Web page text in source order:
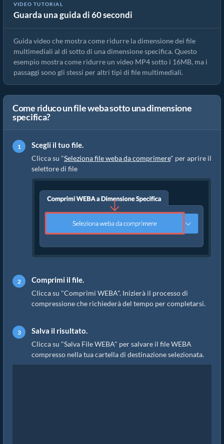
VIDEO TUTORIAL
Guarda una guida di 60 secondi
Come ridurre MP4 a 16MB (Guida semplice)
Guida video che mostra come ridurre la dimensione dei file
multimediali al di sotto di una dimensione specifica. Questo
esempio mostra come ridurre un video MP4 sotto i 16MB, ma i
passaggi sono gli stessi per altri tipi di file multimediali.
Come riduco un file weba sotto una dimensione
specifica?
Scegli il tuo file.
Clicca su "Seleziona file weba da comprimere" per aprire il
selettore di file
Comprimi il file.
Clicca su "Comprimi WEBA". Inizierà il processo di
compressione che richiederà del tempo per completarsi.
Salva il risultato.
Clicca su "Salva File WEBA" per salvare il file WEBA
compresso nella tua cartella di destinazione selezionata.